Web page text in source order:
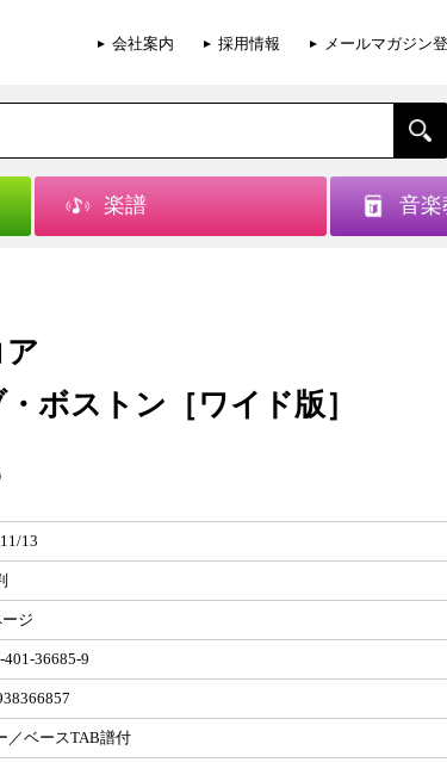
会社案内 採用情報 メールマガジン
楽譜 音楽
ボストン［ワイド版］
13
ジ
401-36685-9
／ベースTAB譜付